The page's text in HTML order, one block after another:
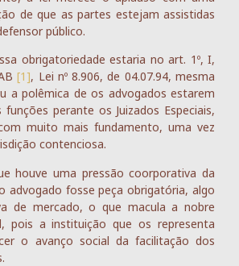
de que as partes estejam assistidas
público.
obrigatoriedade estaria no art. 1º, I,
[1], Lei nº 8.906, de 04.07.94, mesma
a polêmica de os advogados estarem
perante os Juizados Especiais,
muito mais fundamento, uma vez
contenciosa.
houve uma pressão coorporativa da
advogado fosse peça obrigatória, algo
de mercado, o que macula a nobre
pois a instituição que os representa
o avanço social da facilitação dos